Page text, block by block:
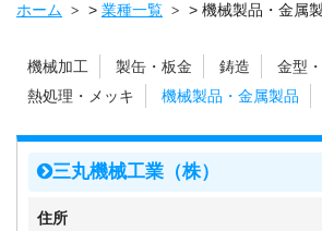
ホーム > 業種一覧 > 機械製品・金属
機械加工 製缶・板金 鋳造
金型
熱処理・メッキ
機械製品・金属製品
三丸機械工業（株）
住所